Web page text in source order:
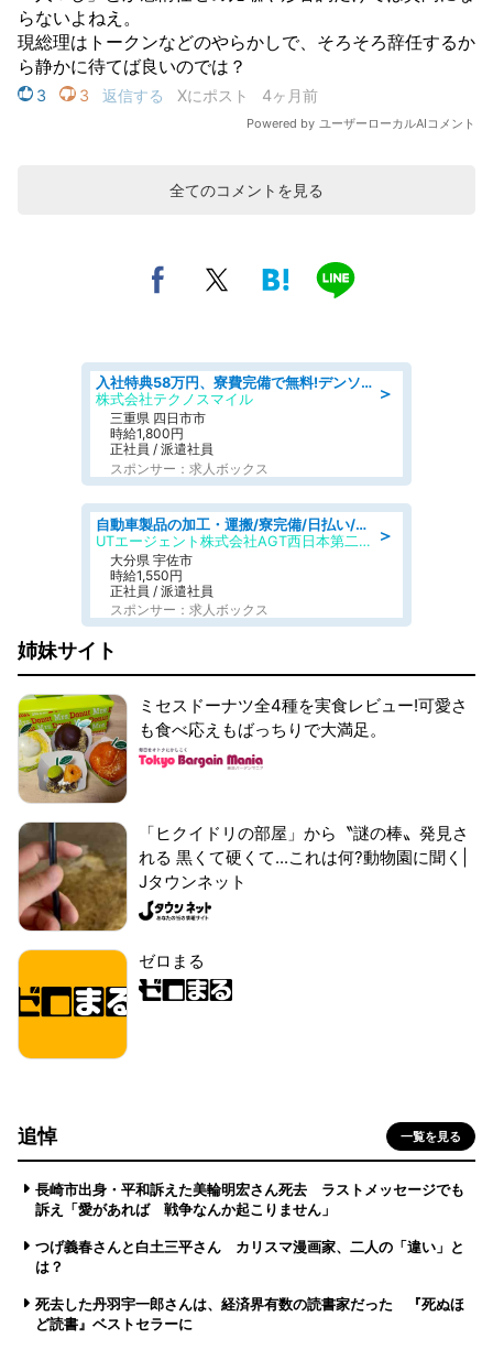
全てのコメントを見る
＞
入社特典58万円、寮費完備で無料!デンソーで働こう!自動車工場で小型部品の検査業務 denso aichi
株式会社テクノスマイル
三重県 四日市市
時給1,800円
正社員 / 派遣社員
スポンサー：求人ボックス
＞
自動車製品の加工・運搬/寮完備/日払い/工場・製造
UTエージェント株式会社AGT西日本第二CU
大分県 宇佐市
時給1,550円
正社員 / 派遣社員
スポンサー：求人ボックス
姉妹サイト
ミセスドーナツ全4種を実食レビュー!可愛さ
も食べ応えもばっちりで大満足。
「ヒクイドリの部屋」から〝謎の棒〟発見さ
れる 黒くて硬くて...これは何?動物園に聞く|
Jタウンネット
ゼロまる
追悼 一覧を見る
長崎市出身・平和訴えた美輪明宏さん死去 ラストメッセージでも
訴え「愛があれば 戦争なんか起こりません」
つげ義春さんと白土三平さん カリスマ漫画家、二人の「違い」と
は？
死去した丹羽宇一郎さんは、経済界有数の読書家だった 『死ぬほ
ど読書』ベストセラーに